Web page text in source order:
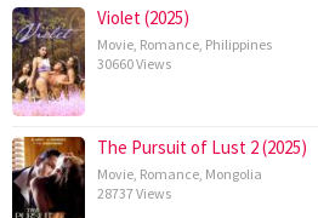
Violet (2025)
Movie Romance Philippines
30660 Views
The Pursuit of Lust 2 (2025)
Movie Romance Mongolia
28737 Views